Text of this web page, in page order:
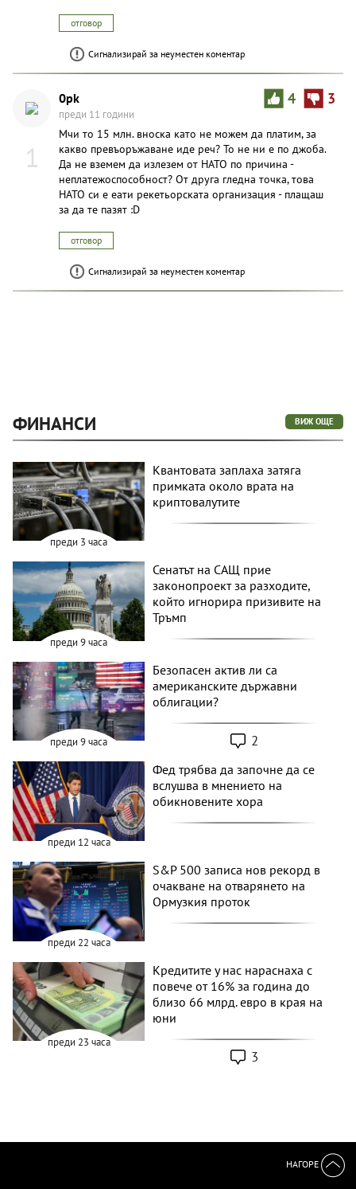
отговор
Сигнализирай за неуместен коментар
1
4 3
0pk
преди 11 години
Мчи то 15 млн. вноска като не можем да платим, за
какво превъоръжаване иде реч? То не ни е по джоба.
Да не вземем да излезем от НАТО по причина -
неплатежоспособност? От друга гледна точка, това
НАТО си е еати рекетьорската организация - плащаш
за да те пазят :D
отговор
Сигнализирай за неуместен коментар
ФИНАНСИ ВИЖ ОЩЕ
преди 3 часа
Квантовата заплаха затяга
примката около врата на
криптовалутите
преди 9 часа
Сенатът на САЩ прие
законопроект за разходите,
който игнорира призивите на
Тръмп
преди 9 часа
Безопасен актив ли са
американските държавни
облигации?
2
преди 12 часа
Фед трябва да започне да се
вслушва в мнението на
обикновените хора
преди 22 часа
S&P 500 записа нов рекорд в
очакване на отварянето на
Ормузкия проток
преди 23 часа
Кредитите у нас нараснаха с
повече от 16% за година до
близо 66 млрд. евро в края на
юни
3
НАГОРЕ